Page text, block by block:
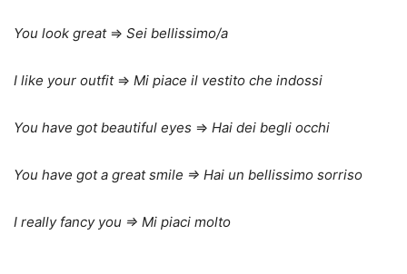
You look great ⇒ Sei bellissimo/a
I like your outfit⇒ Mi piace il vestito che indossi
You have got beautiful eyes ⇒ Hai dei begli occhi
You have got a great smile ⇒ Hai un bellissimo sorriso
I really fancy you ⇒ Mi piaci molto